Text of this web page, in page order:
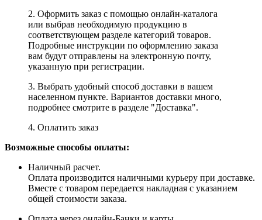
2. Оформить заказ с помощью онлайн-каталога
или выбрав необходимую продукцию в
соответствующем разделе категорий товаров.
Подробные инструкции по оформлению заказа
вам будут отправлены на электронную почту,
указанную при регистрации.
3. Выбрать удобный способ доставки в вашем
населенном пункте. Вариантов доставки много,
подробнее смотрите в разделе "Доставка".
4. Оплатить заказ
Возможные способы оплаты:
Наличный расчет.
Оплата производится наличными курьеру при доставке.
Вместе с товаром передается накладная с указанием
общей стоимости заказа.